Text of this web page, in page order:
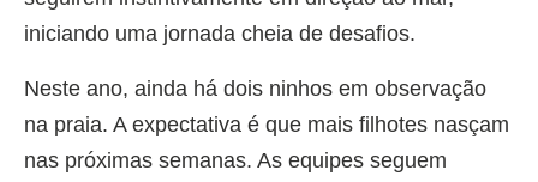
iniciando uma jornada cheia de desafios.
Neste ano, ainda há dois ninhos em observação
na praia. A expectativa é que mais filhotes nasçam
nas próximas semanas. As equipes seguem